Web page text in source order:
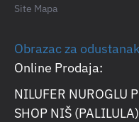
Site Mapa
Obrazac za
Online Prodaja:
NILUFER NUROGLU
SHOP NIŠ (PALILULA)